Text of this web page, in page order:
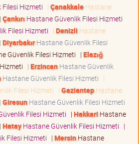
Hizmeti | ÇanakkaleHastane
| Çankırı Hastane Güvenlik Filesi Hizmeti
Filesi Hizmeti | Denizli Hastane
| DiyarbakırHastane Güvenlik Filesi
Güvenlik Filesi Hizmeti | Elazığ
| ErzincanHastane Güvenlik
Hastane Güvenlik Filesi Hizmeti |
Filesi Hizmeti | GaziantepHastane
| GiresunHastane Güvenlik Filesi Hizmeti
Filesi Hizmeti | Hakkari Hastane
| HatayHastane Güvenlik Filesi Hizmeti |
Filesi Hizmeti | MersinHastane